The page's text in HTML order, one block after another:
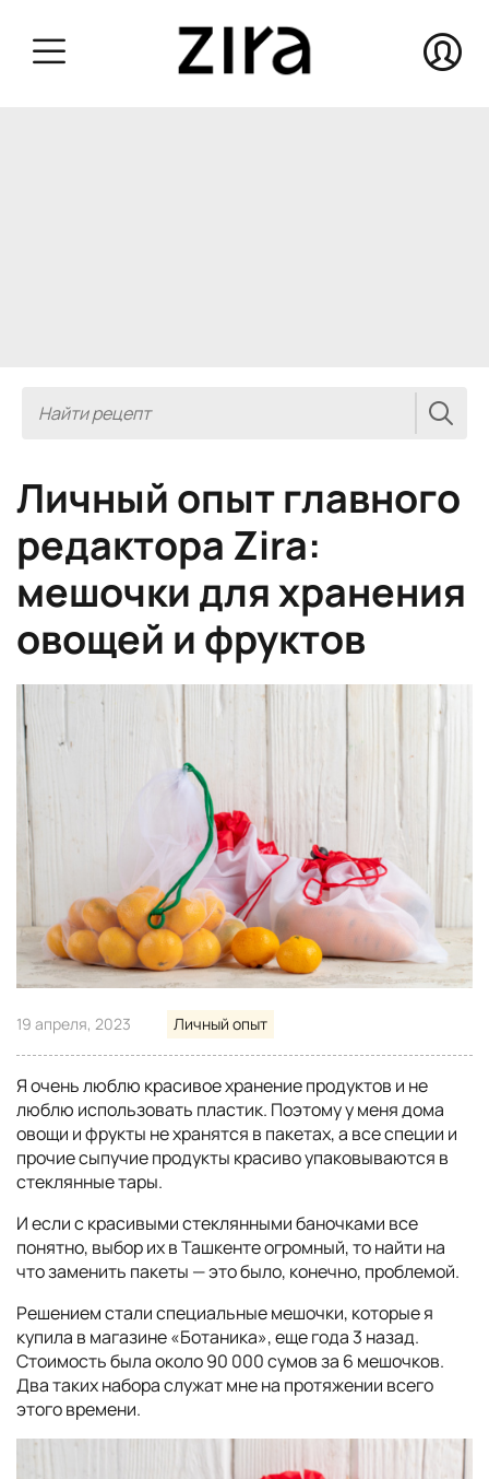
Личный опыт главного
редактора Zira:
мешочки для хранения
овощей и фруктов
19 апреля, 2023 Личный опыт
Я очень люблю красивое хранение продуктов и не
люблю использовать пластик. Поэтому у меня дома
овощи и фрукты не хранятся в пакетах, а все специи и
прочие сыпучие продукты красиво упаковываются в
стеклянные тары.
И если с красивыми стеклянными баночками все
понятно, выбор их в Ташкенте огромный, то найти на
что заменить пакеты — это было, конечно, проблемой.
Решением стали специальные мешочки, которые я
купила в магазине «Ботаника», еще года 3 назад.
Стоимость была около 90 000 сумов за 6 мешочков.
Два таких набора служат мне на протяжении всего
этого времени.